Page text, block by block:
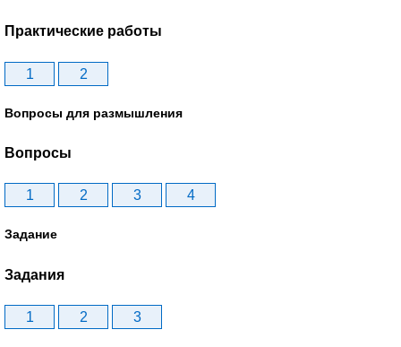
Практические работы
1 2
Вопросы для размышления
Вопросы
1 2 3 4
Задание
Задания
1 2 3